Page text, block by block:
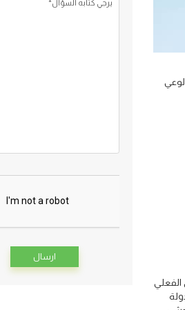
الفعلي
الدولة
يرجي كتابه السؤال*